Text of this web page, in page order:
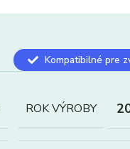
Kompatibilné pre
ROK VÝROBY